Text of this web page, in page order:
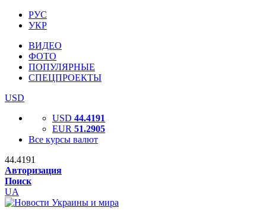
РУС
УКР
ВИДЕО
ФОТО
ПОПУЛЯРНЫЕ
СПЕЦПРОЕКТЫ
USD
USD 44.4191
EUR 51.2905
Все курсы валют
44.4191
Авторизация
Поиск
UA